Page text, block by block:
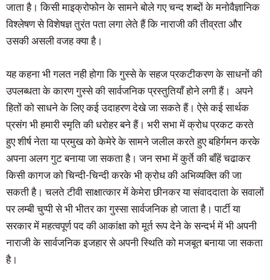
जाता है। किसी माइक्रोफोन के सामने बोले गए चन्द शब्दों के मनोवैज्ञानिक
विश्लेषण से विशेषज्ञ तुरंत पता लगा लेते हैं कि नाराजी की तीव्रता और
उसकी असली वजह क्या है।
यह कहना भी गलत नही होगा कि गुस्से के सहज प्रकटीकरण के साधनों की
उपलब्धता के कारण गुस्से की सार्वजनिक प्रस्तुतियाँ होने लगी हैं। अपने
हितों को साधने के लिए कई उदाहरण देखे जा सकते हैं। ऐसे कई सार्थक
प्रसंग भी हमारी स्मृति की धरोहर बने हैं। भरी सभा में क्रोध प्रकट करते
हुए शीर्ष नेता या प्रमुख को केमेरे के सामने जलील करते हुए बहिर्गमन करके
अपना अलग गुट बनाया जा सकता है। जन सभा में कुर्ते की बाँहें चढाकर
किसी कागज को चिन्दी-चिन्दी करके भी क्रोध की अभिव्यक्ति की जा
सकती है। चलते टीवी साक्षात्कार में केमेरा छीनकर या संवाददाता के सवालों
पर लम्बी चुप्पी से भी भीतर का गुस्सा सार्वजनिक हो जाता है। पार्टी या
सरकार में महत्वपूर्ण पद की आकांक्षा को मूर्त रूप देने के सन्दर्भ में भी अपनी
नाराजी के सार्वजनिक इजहार से अपनी स्थिति को मजबूत बनाया जा सकता
है।